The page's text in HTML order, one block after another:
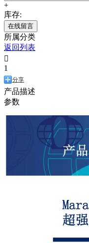
+
库存:
在线留言
所属分类
返回列表

1
分享
产品描述
参数